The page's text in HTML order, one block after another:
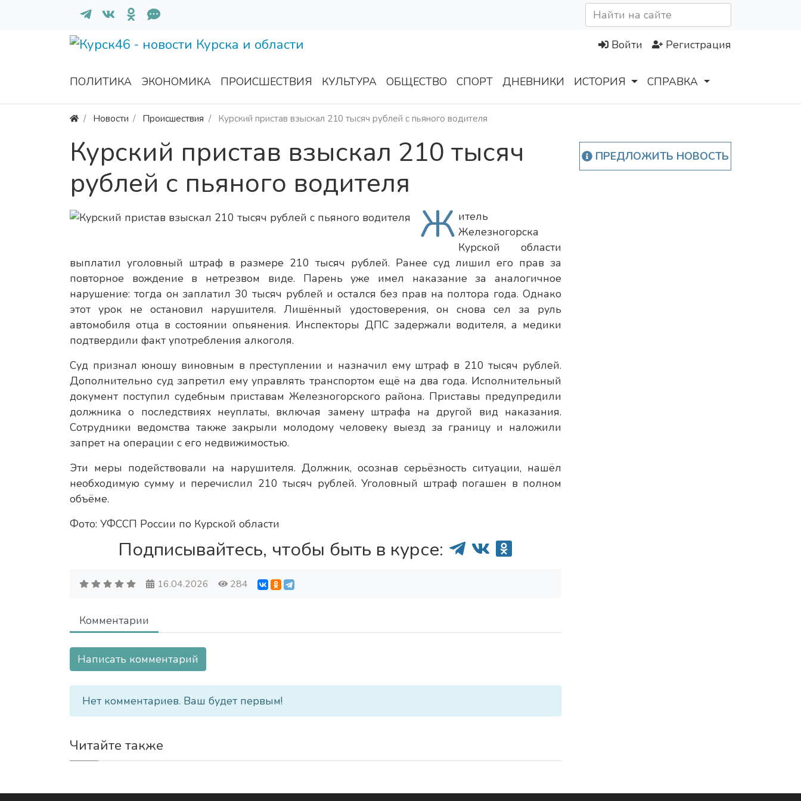
Войти Регистрация
ПОЛИТИКА ЭКОНОМИКА ПРОИСШЕСТВИЯ КУЛЬТУРА ОБЩЕСТВО СПОРТ ДНЕВНИКИ ИСТОРИЯ СПРАВКА
Новости Происшествия Курский пристав взыскал 210 тысяч рублей с пьяного водителя
Курский пристав взыскал 210 тысяч
рублей с пьяного водителя
Ж итель
Железногорска
Курской области
выплатил уголовный штраф в размере 210 тысяч рублей. Ранее суд лишил его прав за
повторное вождение в нетрезвом виде. Парень уже имел наказание за аналогичное
нарушение: тогда он заплатил 30 тысяч рублей и остался без прав на полтора года. Однако
этот урок не остановил нарушителя. Лишённый удостоверения, он снова сел за руль
автомобиля отца в состоянии опьянения. Инспекторы ДПС задержали водителя, а медики
подтвердили факт употребления алкоголя.
Суд признал юношу виновным в преступлении и назначил ему штраф в 210 тысяч рублей.
Дополнительно суд запретил ему управлять транспортом ещё на два года. Исполнительный
документ поступил судебным приставам Железногорского района. Приставы предупредили
должника о последствиях неуплаты, включая замену штрафа на другой вид наказания.
Сотрудники ведомства также закрыли молодому человеку выезд за границу и наложили
запрет на операции с его недвижимостью.
Эти меры подействовали на нарушителя. Должник, осознав серьёзность ситуации, нашёл
необходимую сумму и перечислил 210 тысяч рублей. Уголовный штраф погашен в полном
объёме.
Фото: УФССП России по Курской области
Подписывайтесь, чтобы быть в курсе:
16.04.2026 284
Комментарии
Написать комментарий
Нет комментариев. Ваш будет первым!
Читайте также
ПРЕДЛОЖИТЬ НОВОСТЬ